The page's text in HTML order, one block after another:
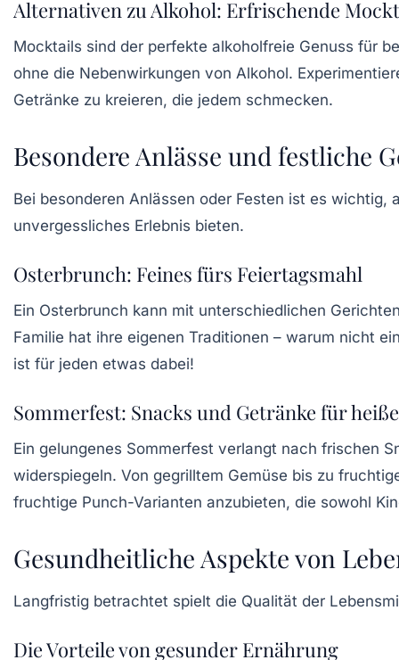
Alternativen zu Alkohol: Erfrischende
Mocktails sind der perfekte alkoholfreie Genuss für
ohne die Nebenwirkungen von Alkohol.
Getränke zu kreieren, die jedem schmecken.
Besondere Anlässe und festliche
Bei besonderen Anlässen oder Festen ist es
unvergessliches Erlebnis bieten.
Osterbrunch: Feines fürs Feiertagsmahl
Ein Osterbrunch kann mit unterschiedlichen
Familie hat ihre eigenen Traditionen – warum nicht
ist für jeden etwas dabei!
Sommerfest: Snacks und Getränke für
Ein gelungenes Sommerfest verlangt nach frischen
widerspiegeln. Von gegrilltem Gemüse bis zu
fruchtige Punch-Varianten anzubieten, die sowohl
Gesundheitliche Aspekte von
Langfristig betrachtet spielt die Qualität der
Die Vorteile von gesunder Ernährung